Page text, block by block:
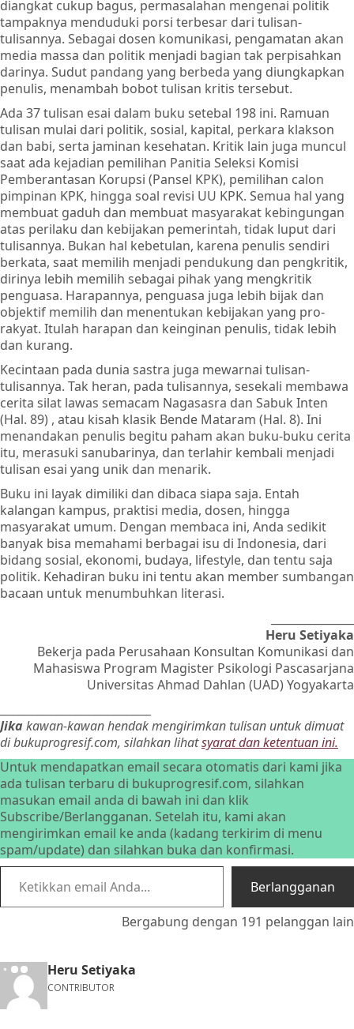
diangkat cukup bagus, permasalahan mengenai politik
tampaknya menduduki porsi terbesar dari tulisan-
tulisannya. Sebagai dosen komunikasi, pengamatan akan
media massa dan politik menjadi bagian tak perpisahkan
darinya. Sudut pandang yang berbeda yang diungkapkan
penulis, menambah bobot tulisan kritis tersebut.
Ada 37 tulisan esai dalam buku setebal 198 ini. Ramuan
tulisan mulai dari politik, sosial, kapital, perkara klakson
dan babi, serta jaminan kesehatan. Kritik lain juga muncul
saat ada kejadian pemilihan Panitia Seleksi Komisi
Pemberantasan Korupsi (Pansel KPK), pemilihan calon
pimpinan KPK, hingga soal revisi UU KPK. Semua hal yang
membuat gaduh dan membuat masyarakat kebingungan
atas perilaku dan kebijakan pemerintah, tidak luput dari
tulisannya. Bukan hal kebetulan, karena penulis sendiri
berkata, saat memilih menjadi pendukung dan pengkritik,
dirinya lebih memilih sebagai pihak yang mengkritik
penguasa. Harapannya, penguasa juga lebih bijak dan
objektif memilih dan menentukan kebijakan yang pro-
rakyat. Itulah harapan dan keinginan penulis, tidak lebih
dan kurang.
Kecintaan pada dunia sastra juga mewarnai tulisan-
tulisannya. Tak heran, pada tulisannya, sesekali membawa
cerita silat lawas semacam Nagasasra dan Sabuk Inten
(Hal. 89) , atau kisah klasik Bende Mataram (Hal. 8). Ini
menandakan penulis begitu paham akan buku-buku cerita
itu, merasuki sanubarinya, dan terlahir kembali menjadi
tulisan esai yang unik dan menarik.
Buku ini layak dimiliki dan dibaca siapa saja. Entah
kalangan kampus, praktisi media, dosen, hingga
masyarakat umum. Dengan membaca ini, Anda sedikit
banyak bisa memahami berbagai isu di Indonesia, dari
bidang sosial, ekonomi, budaya, lifestyle, dan tentu saja
politik. Kehadiran buku ini tentu akan member sumbangan
bacaan untuk menumbuhkan literasi.
Heru Setiyaka
Bekerja pada Perusahaan Konsultan Komunikasi dan
Mahasiswa Program Magister Psikologi Pascasarjana
Universitas Ahmad Dahlan (UAD) Yogyakarta
Jika kawan-kawan hendak mengirimkan tulisan untuk dimuat
di bukuprogresif.com, silahkan lihatsyarat dan ketentuan ini.
Untuk mendapatkan email secara otomatis dari kami jika
ada tulisan terbaru di bukuprogresif.com, silahkan
masukan email anda di bawah ini dan klik
Subscribe/Berlangganan. Setelah itu, kami akan
mengirimkan email ke anda (kadang terkirim di menu
spam/update) dan silahkan buka dan konfirmasi.
Ketikkan email Anda…
Berlangganan
Bergabung dengan 191 pelanggan lain
Heru Setiyaka
CONTRIBUTOR